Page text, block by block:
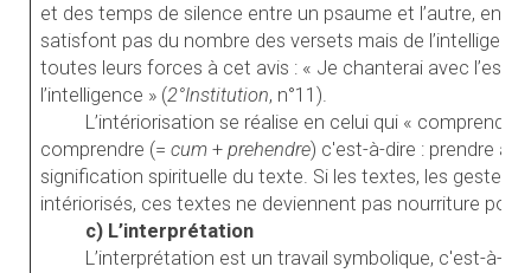
et des temps de silence entre un psaume et l’autre, en
satisfont pas du nombre des versets mais de
toutes leurs forces à cet avis : « Je chanterai avec
l’intelligence » (2°Institution, n°11).
L’intériorisation se réalise en celui qui « comprend le
comprendre (= cum + prehendre) c'est-à-dire : prendre
signification spirituelle du texte. Si les textes, les gestes
intériorisés, ces textes ne deviennent pas nourriture pour
c) L’interprétation
L’interprétation est un travail symbolique, c'est-à-